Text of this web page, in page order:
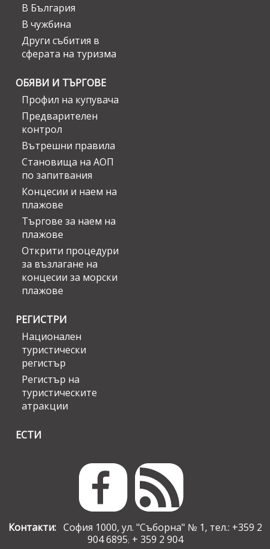
В България
В чужбина
Други събития в
сферата на туризма
ОБЯВИ И ТЪРГОВЕ
Профил на купувача
Предварителен
контрол
Вътрешни правила
Становища на АОП
по запитвания
Концесии и наем на
плажове
Търгове за наем на
плажове
Открити процедури
за възлагане на
концесии за морски
плажове
РЕГИСТРИ
Национален
туристически
регистър
Регистър на
туристическите
атракции
ЕСТИ
Контакти:София 1000, ул. "Съборна" № 1, тел.: +359 2
904 6895; + 359 2 904